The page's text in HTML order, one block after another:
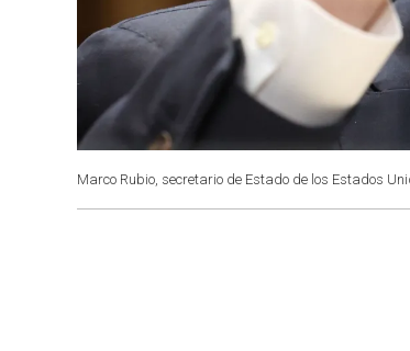
Marco Rubio, secretario de Estado de los Estados